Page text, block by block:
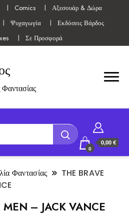
Comics
Αξεσουάρ & Δώρα
Ψυχαγωγία
Εκδόσεις Βάρδος
Σε Προσφορά
0
0,00 €
Φαντασίας
THE BRAVE
MEN – JACK VANCE